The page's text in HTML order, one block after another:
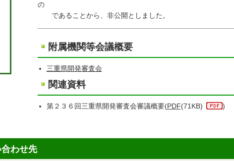
の
であることから、非公開としました。
附属機関等会議概要
三重県開発審査会
関連資料
第２３６回三重県開発審査会審議概要(PDF(71KB) )
わせ先